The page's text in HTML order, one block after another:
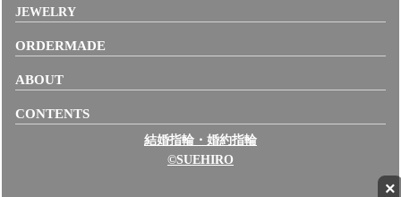
×
JEWELRY
ORDERMADE
ABOUT
CONTENTS
結婚指輪・婚約指輪
©SUEHIRO